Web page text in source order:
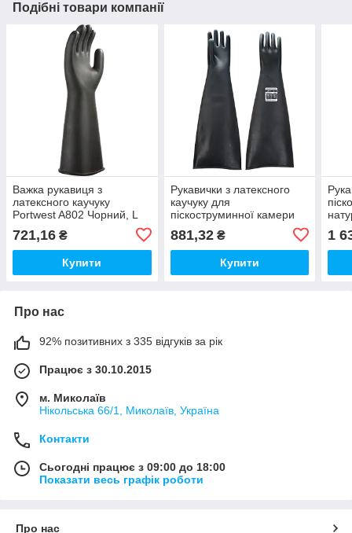
Подібні товари компанії
Важка рукавиця з
латексного каучуку
Portwest A802 Чорний, L
721,16 ₴
Купити
Рукавички з латексного
каучуку для
піскоструминної камери
Чорний, L
881,32₴
Купити
1
Про нас
92% позитивних з 335 відгуків за рік
Працює з 30.10.2015
м. Миколаїв
Нікольська 66/1, Миколаїв, Україна
Контакти
Сьогодні працює з 09:00 до 18:00
Показати весь графік роботи
Про нас